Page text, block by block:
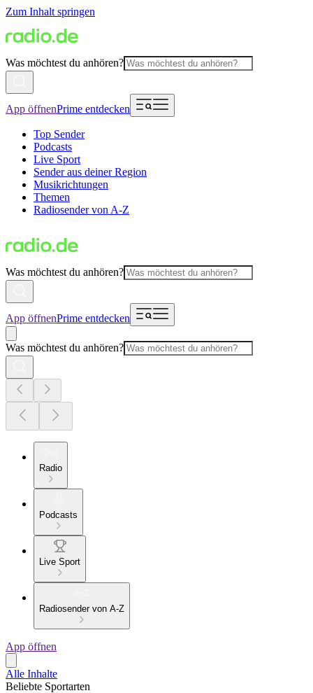
Zum Inhalt springen
Was möchtest du anhören?
App öffnenPrime entdecken
Top Sender
Podcasts
Live Sport
Sender aus deiner Region
Musikrichtungen
Themen
Radiosender von A-Z
Was möchtest du anhören?
App öffnenPrime entdecken
Was möchtest du anhören?
Radio
Podcasts
Live Sport
Radiosender von A-Z
App öffnen
Alle Inhalte
Beliebte Sportarten